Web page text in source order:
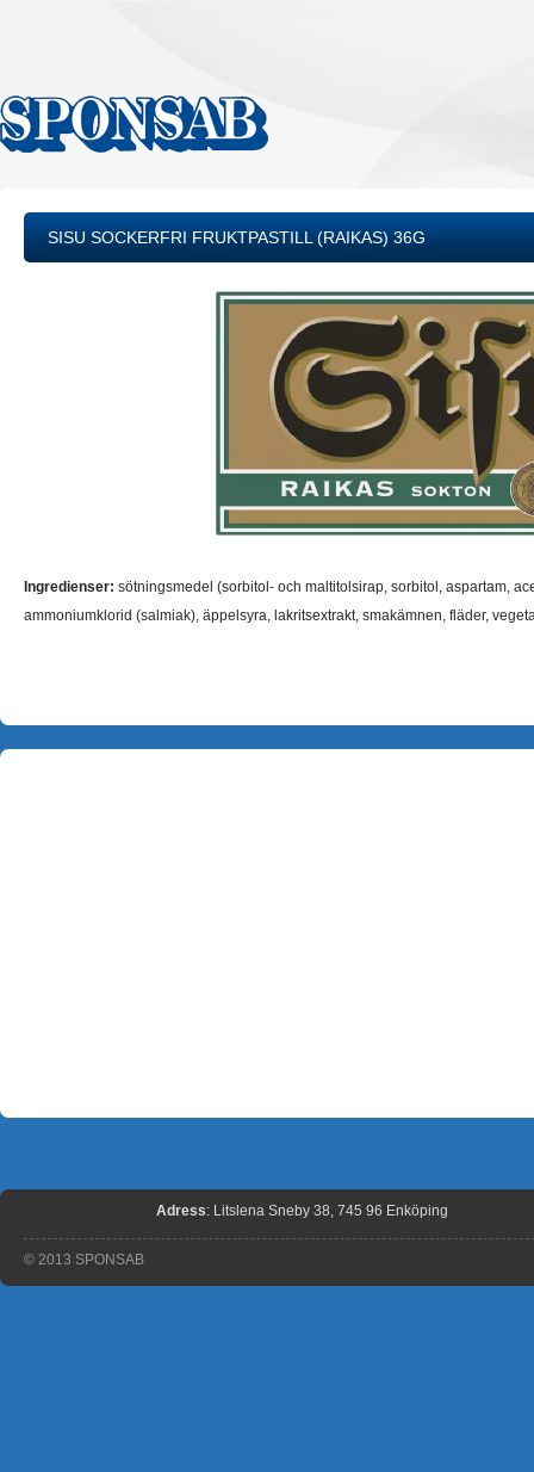
SISU SOCKERFRI FRUKTPASTILL (RAIKAS) 36G
Ingredienser: sötningsmedel (sorbitol- och maltitolsirap, sorbitol, aspartam,
ammoniumklorid (salmiak), äppelsyra, lakritsextrakt, smakämnen, fläder,
Adress: Litslena Sneby 38, 745 96 Enköping
© 2013 SPONSAB